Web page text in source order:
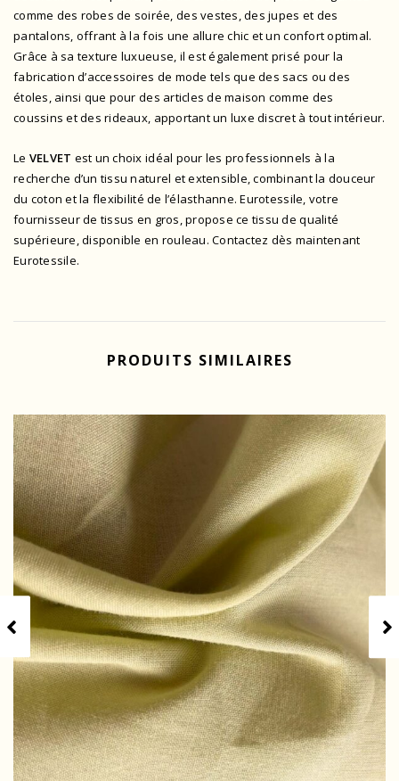
comme des robes de soirée, des vestes, des jupes et des
pantalons, offrant à la fois une allure chic et un confort optimal.
Grâce à sa texture luxueuse, il est également prisé pour la
fabrication d’accessoires de mode tels que des sacs ou des
étoles, ainsi que pour des articles de maison comme des
coussins et des rideaux, apportant un luxe discret à tout intérieur.
Le VELVET est un choix idéal pour les professionnels à la
recherche d’un tissu naturel et extensible, combinant la douceur
du coton et la flexibilité de l’élasthanne. Eurotessile, votre
fournisseur de tissus en gros, propose ce tissu de qualité
supérieure, disponible en rouleau.Contactez dès maintenant
Eurotessile.
PRODUITS SIMILAIRES